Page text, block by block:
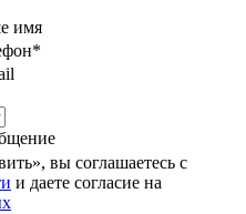
имя
*
вы соглашаетесь с
и даете согласие на